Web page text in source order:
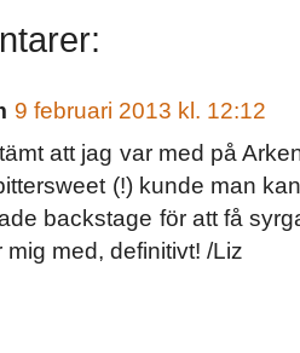
9 februari 2013 kl. 12:12
att jag var med på
(!) kunde man
backstage för att få
mig med, definitivt! /Liz